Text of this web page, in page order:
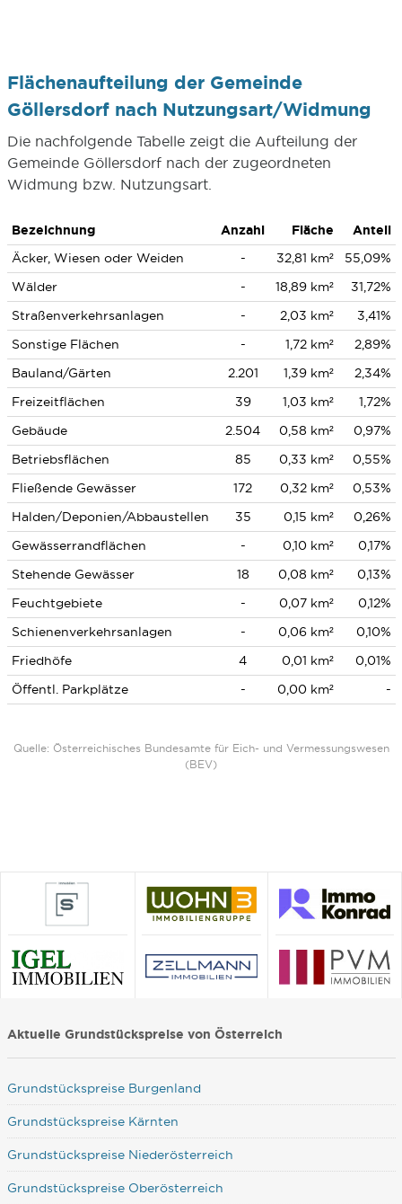
Flächenaufteilung der Gemeinde
Göllersdorf nach Nutzungsart/Widmung
Die nachfolgende Tabelle zeigt die Aufteilung der
Gemeinde Göllersdorf nach der zugeordneten
Widmung bzw. Nutzungsart.
Bezeichnung Anzahl Fläche
Anteil
Äcker, Wiesen oder Weiden
- 32,81 km²
55,09%
Wälder
- 18,89 km²
31,72%
Straßenverkehrsanlagen
- 2,03 km²
3,41%
Sonstige Flächen
- 1,72 km²
2,89%
Bauland/Gärten
2.201 1,39 km²
2,34%
Freizeitflächen
39 1,03 km²
1,72%
Gebäude
2.504 0,58 km²
0,97%
Betriebsflächen
85 0,33 km²
0,55%
Fließende Gewässer
172 0,32 km²
0,53%
Halden/Deponien/Abbaustellen
35 0,15 km²
0,26%
Gewässerrandflächen
- 0,10 km²
0,17%
Stehende Gewässer
18 0,08 km²
0,13%
Feuchtgebiete
- 0,07 km²
0,12%
Schienenverkehrsanlagen
- 0,06 km²
0,10%
Friedhöfe
4 0,01 km²
0,01%
Öffentl. Parkplätze
- 0,00 km² -
Quelle: Österreichisches Bundesamte für Eich- und Vermessungswesen
(BEV)
Aktuelle Grundstückspreise von Österreich
Grundstückspreise Burgenland
Grundstückspreise Kärnten
Grundstückspreise Niederösterreich
Grundstückspreise Oberösterreich